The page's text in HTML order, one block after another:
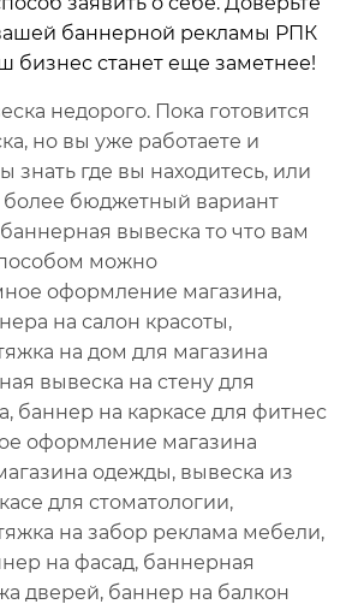
баннерной рекламы РПК
бизнес станет еще заметнее!
недорого. Пока готовится
но вы уже работаете и
знать где вы находитесь, или
бюджетный вариант
вывеска то что вам
можно
оформление магазина,
на салон красоты,
на дом для магазина
вывеска на стену для
баннер на каркасе для фитнес
оформление магазина
одежды, вывеска из
для стоматологии,
на забор реклама мебели,
на фасад, баннерная
дверей, баннер на балкон